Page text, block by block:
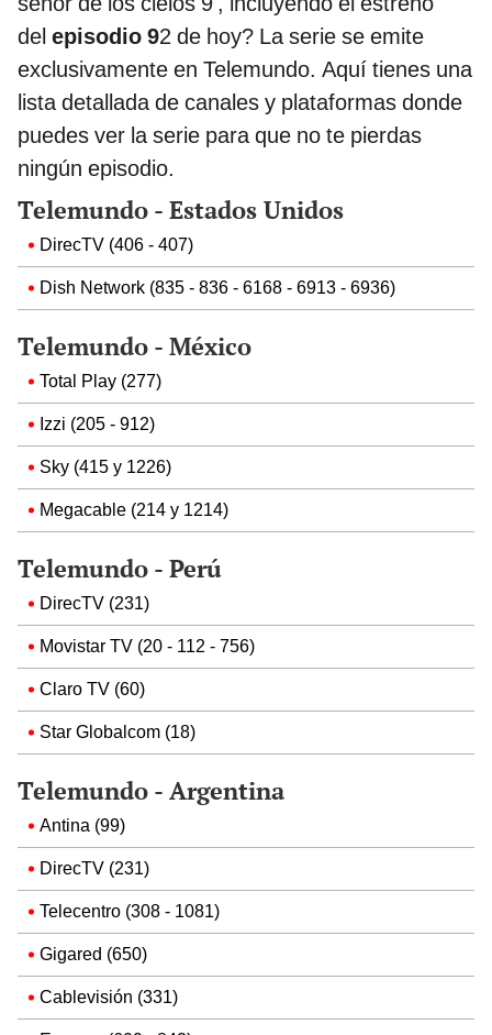
del episodio 92 de hoy? La serie se emite
exclusivamente en Telemundo. Aquí tienes una
lista detallada de canales y plataformas donde
puedes ver la serie para que no te pierdas
ningún episodio.
Telemundo - Estados Unidos
DirecTV (406 - 407)
Dish Network (835 - 836 - 6168 - 6913 - 6936)
Telemundo - México
Total Play (277)
Izzi (205 - 912)
Sky (415 y 1226)
Megacable (214 y 1214)
Telemundo - Perú
DirecTV (231)
Movistar TV (20 - 112 - 756)
Claro TV (60)
Star Globalcom (18)
Telemundo - Argentina
Antina (99)
DirecTV (231)
Telecentro (308 - 1081)
Gigared (650)
Cablevisión (331)